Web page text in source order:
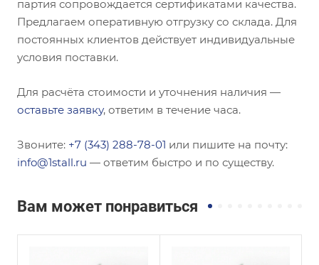
партия сопровождается сертификатами качества.
Предлагаем оперативную отгрузку со склада. Для
постоянных клиентов действует индивидуальные
условия поставки.
Для расчёта стоимости и уточнения наличия —
оставьте заявку, ответим в течение часа.
Звоните: +7 (343) 288-78-01 или пишите на почту:
info@1stall.ru — ответим быстро и по существу.
Вам может понравиться